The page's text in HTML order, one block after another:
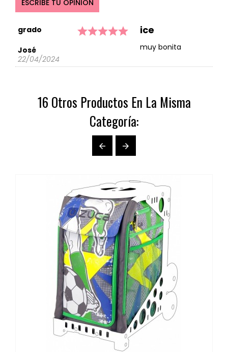
ESCRIBE TU OPINIÓN
grado 
José
22/04/2024
ice
muy bonita
16 Otros Productos En La Misma
Categoría:
 